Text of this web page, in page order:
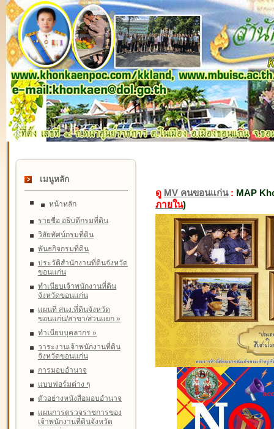
เมนูหลัก
หน้าหลัก
รายชื่อ อธิบดีกรมที่ดิน
วิสัยทัศน์กรมที่ดิน
พันธกิจกรมที่ดิน
ประวัติสำนักงานที่ดินจังหวัด
ขอนแก่น
ทำเนียบเจ้าพนักงานที่ดิน
จังหวัดขอนแก่น
แผนที่ สนง.ที่ดินจังหวัด
ขอนแก่น/สาขา/ส่วนแยก »
ทำเนียบบุคลากร »
วาระงานเจ้าพนักงานที่ดิน
จังหวัดขอนแก่น
การมอบอำนาจ
แบบฟอร์มต่าง ๆ
ตัวอย่างหนังสือมอบอำนาจ
แผนการตรวจราชการของ
เจ้าพนักงานที่ดินจังหวัด
ดู MV คนขอนแก่น: MAP
ภายใน)